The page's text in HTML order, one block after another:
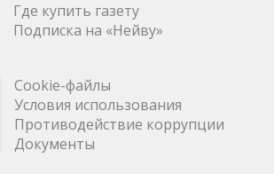
Где купить газету
Подписка на «Нейву»
Cookie-файлы
Условия использования
Противодействие коррупции
Документы